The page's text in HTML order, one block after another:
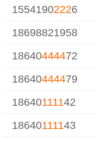
15541902226
18698821958
18640444472
18640444479
18640111142
18640111143